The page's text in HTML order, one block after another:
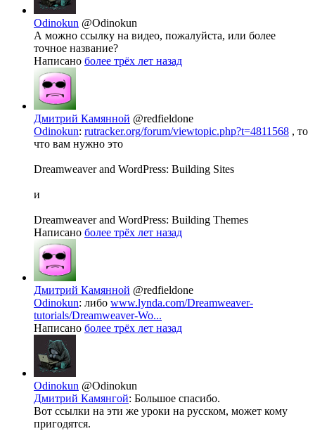
Odinokun @Odinokun
А можно ссылку на видео, пожалуйста, или более
точное название?
Написано более трёх лет назад
Дмитрий Камянной @redfieldone
Odinokun: rutracker.org/forum/viewtopic.php?t=4811568 , то
что вам нужно это
Dreamweaver and WordPress: Building Sites
и
Dreamweaver and WordPress: Building Themes
Написано более трёх лет назад
Дмитрий Камянной @redfieldone
Odinokun: либо www.lynda.com/Dreamweaver-
tutorials/Dreamweaver-Wo...
Написано более трёх лет назад
Odinokun @Odinokun
Дмитрий Камянгой: Большое спасибо.
Вот ссылки на эти же уроки на русском, может кому
пригодятся.